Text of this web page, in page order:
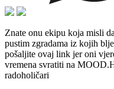
Znate onu ekipu koja misli
pustim zgradama iz kojih
pošaljite ovaj link jer oni
vremena svratiti na
radoholičari